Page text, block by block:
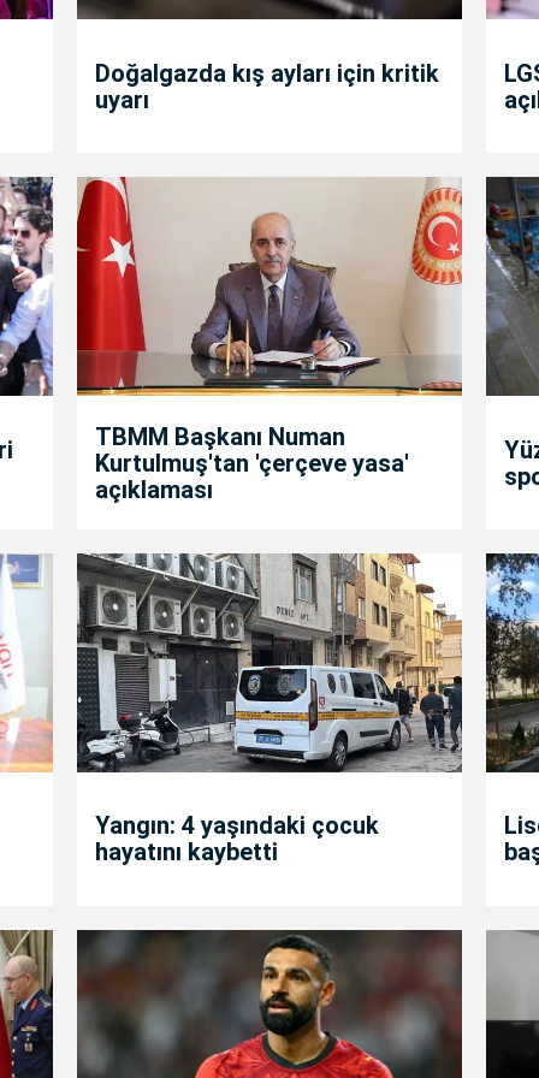
Doğalgazda kış ayları için kritik
uyarı
TBMM Başkanı Numan
Kurtulmuş'tan 'çerçeve yasa'
açıklaması
Yangın: 4 yaşındaki çocuk
hayatını kaybetti